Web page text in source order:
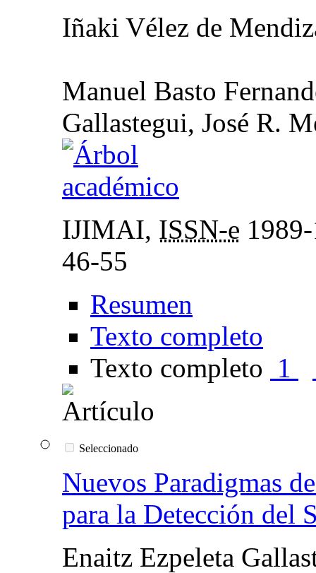
Iñaki Vélez de
Manuel Basto
Gallastegui, José R.
IJIMAI, ISSN-e
46-55
Resumen
Texto completo
Texto completo 1
Seleccionado
Nuevos Paradigmas
para la Detección del
Enaitz Ezpeleta